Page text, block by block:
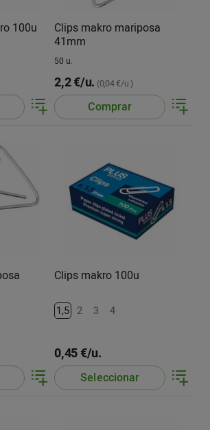
100u
Clips makro mariposa
41mm
50 u.
2,2 €/u. (0,04 €/u.)
Comprar
Clips makro 100u
1,5 2 3 4
0,45 €/u.
Seleccionar